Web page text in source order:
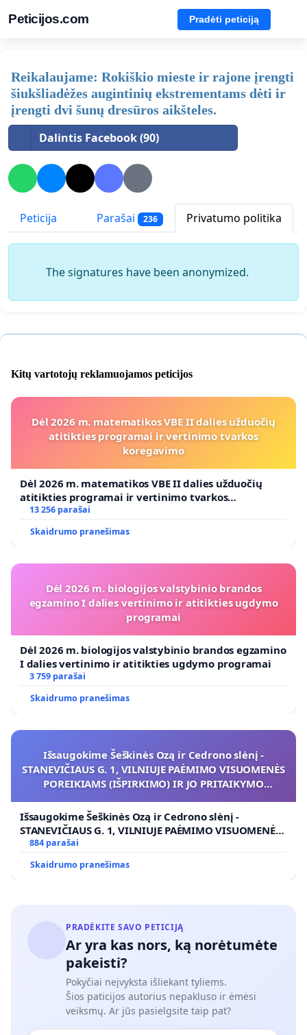
Peticijos.com Pradėti peticiją
Reikalaujame: Rokiškio mieste ir rajone įrengti
šiukšliadėžes augintinių ekstrementams dėti ir
įrengti dvi šunų dresūros aikšteles.
Dalintis Facebook (90)
Peticija Parašai 236 Privatumo politika
The signatures have been anonymized.
Kitų vartotojų reklamuojamos peticijos
Dėl 2026 m. matematikos VBE II dalies užduočių
atitikties programai ir vertinimo tvarkos
koregavimo
Dėl 2026 m. matematikos VBE II dalies užduočių
atitikties programai ir vertinimo tvarkos
koregavimo
13 256 parašai
Skaidrumo pranešimas
Dėl 2026 m. biologijos valstybinio brandos
egzamino I dalies vertinimo ir atitikties ugdymo
programai
Dėl 2026 m. biologijos valstybinio brandos egzamino
I dalies vertinimo ir atitikties ugdymo programai
3 759 parašai
Skaidrumo pranešimas
Išsaugokime Šeškinės Ozą ir Cedrono slėnį -
STANEVIČIAUS G. 1, VILNIUJE PAĖMIMO VISUOMENĖS
POREIKIAMS (IŠPIRKIMO) IR JO PRITAIKYMO
Išsaugokime Šeškinės Ozą ir Cedrono slėnį -
STANEVIČIAUS G. 1, VILNIUJE PAĖMIMO VISUOMENĖS
POREIKIAMS (IŠPIRKIMO) IR JO PRITAIKYMO VIEŠAJAI
884 parašai
Skaidrumo pranešimas
PRADĖKITE SAVO PETICIJĄ
Ar yra kas nors, ką norėtumėte
pakeisti?
Pokyčiai neįvyksta išliekant tyliems.
Šios paticijos autorius nepakluso ir ėmėsi
veiksmų. Ar jūs pasielgsite taip pat?